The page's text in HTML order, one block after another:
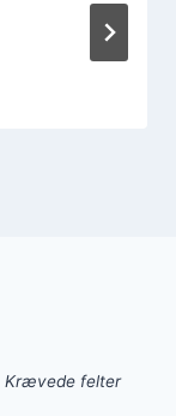
Krævede felter